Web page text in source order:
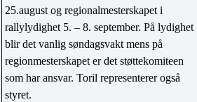
25.august og regionalmesterskapet i
rallylydighet 5. – 8. september. På lydighet
blir det vanlig søndagsvakt mens på
regionmesterskapet er det støttekomiteen
som har ansvar. Toril representerer også
styret.